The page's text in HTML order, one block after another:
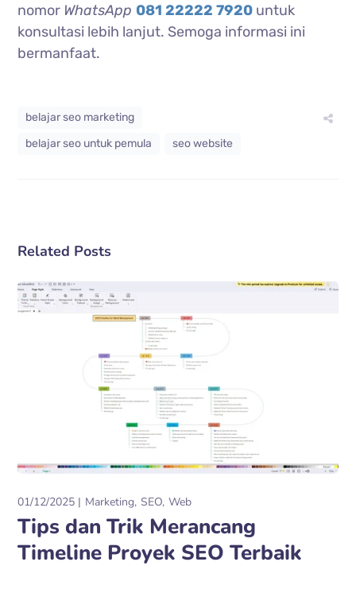
nomor WhatsApp 081 22222 7920 untuk
konsultasi lebih lanjut. Semoga informasi ini
bermanfaat.
belajar seo marketing
belajar seo untuk pemula
seo website
Related Posts
01/12/2025 Marketing SEO Web
Tips dan Trik Merancang
Timeline Proyek SEO Terbaik